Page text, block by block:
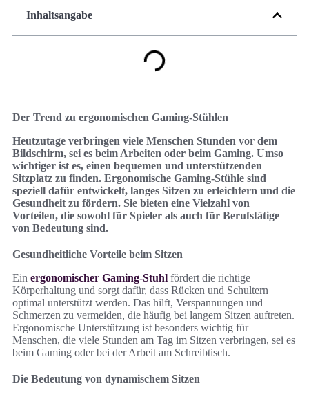
Inhaltsangabe
Der Trend zu ergonomischen Gaming-Stühlen
Heutzutage verbringen viele Menschen Stunden vor dem
Bildschirm, sei es beim Arbeiten oder beim Gaming. Umso
wichtiger ist es, einen bequemen und unterstützenden
Sitzplatz zu finden. Ergonomische Gaming-Stühle sind
speziell dafür entwickelt, langes Sitzen zu erleichtern und die
Gesundheit zu fördern. Sie bieten eine Vielzahl von
Vorteilen, die sowohl für Spieler als auch für Berufstätige
von Bedeutung sind.
Gesundheitliche Vorteile beim Sitzen
Ein ergonomischer Gaming-Stuhl fördert die richtige
Körperhaltung und sorgt dafür, dass Rücken und Schultern
optimal unterstützt werden. Das hilft, Verspannungen und
Schmerzen zu vermeiden, die häufig bei langem Sitzen auftreten.
Ergonomische Unterstützung ist besonders wichtig für
Menschen, die viele Stunden am Tag im Sitzen verbringen, sei es
beim Gaming oder bei der Arbeit am Schreibtisch.
Die Bedeutung von dynamischem Sitzen